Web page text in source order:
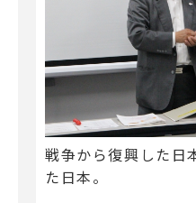
戦争から復興した日
た日本。